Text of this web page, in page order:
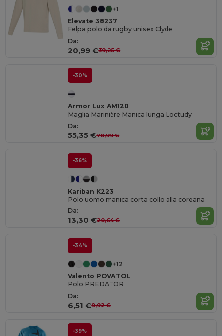
+1
Elevate 38237
Felpa polo da rugby unisex Clyde
Da:
20,99 €39,25 €
-30%
Armor Lux AM120
Maglia Marinière Manica lunga Loctudy
Da:
55,35 €78,90 €
-36%
Kariban K223
Polo uomo manica corta collo alla coreana
Da:
13,30 €20,64 €
-34%
+12
Valento POVATOL
Polo PREDATOR
Da:
6,51 €9,92 €
-39%